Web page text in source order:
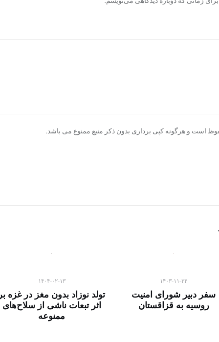
است و هرگونه کپی برداری بدون ذکر منبع ممنوع می باشد.
۱۴۰۳-۱۱-۲۴
سفر دبیر شورای امنیت
روسیه به قزاقستان
۱۴۰۴-۰۲-۱۳
تولد نوزاد بدون مغز در غزه بر
اثر تبعات ناشی از سلاح‌های
ممنوعه